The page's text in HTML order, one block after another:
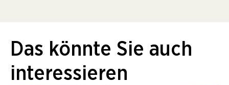
Das könnte Sie auch
interessieren